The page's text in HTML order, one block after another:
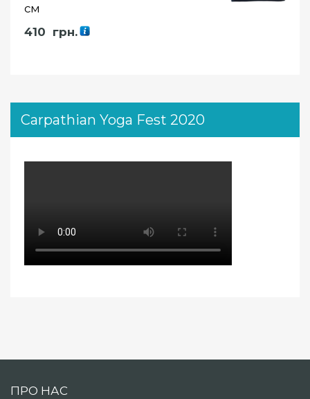
см
410 грн.
Carpathian Yoga Fest 2020
ПРО НАС